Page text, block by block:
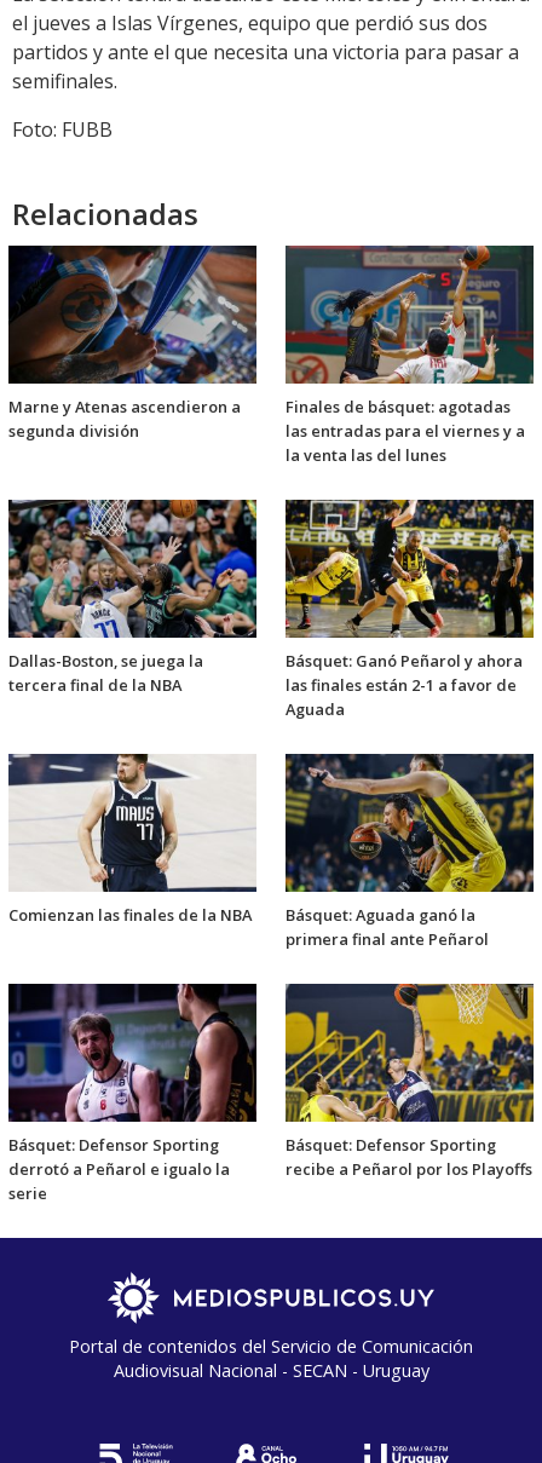
el jueves a Islas Vírgenes, equipo que perdió sus dos
partidos y ante el que necesita una victoria para pasar a
semifinales.
Foto: FUBB
Relacionadas
Marne y Atenas ascendieron a
segunda división
Finales de básquet: agotadas
las entradas para el viernes y a
la venta las del lunes
Dallas-Boston, se juega la
tercera final de la NBA
Básquet: Ganó Peñarol y ahora
las finales están 2-1 a favor de
Aguada
Comienzan las finales de la NBA
Básquet: Aguada ganó la
primera final ante Peñarol
Básquet: Defensor Sporting
derrotó a Peñarol e igualo la
serie
Básquet: Defensor Sporting
recibe a Peñarol por los Playoffs
Portal de contenidos del Servicio de Comunicación
Audiovisual Nacional - SECAN - Uruguay